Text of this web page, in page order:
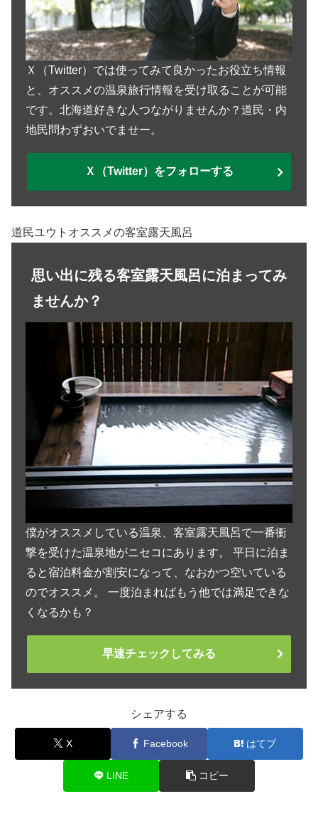
Ｘ（Twitter）では使ってみて良かったお役立ち情報
と、オススメの温泉旅行情報を受け取ることが可能
です。北海道好きな人つながりませんか？道民・内
地民問わずおいでませー。
Ｘ（Twitter）をフォローする
道民ユウトオススメの客室露天風呂
思い出に残る客室露天風呂に泊まってみ
ませんか？
僕がオススメしている温泉、客室露天風呂で一番衝
撃を受けた温泉地がニセコにあります。 平日に泊ま
ると宿泊料金が割安になって、なおかつ空いている
のでオススメ。 一度泊まればもう他では満足できな
くなるかも？
早速チェックしてみる
シェアする
X Facebook はてブ
LINE コピー